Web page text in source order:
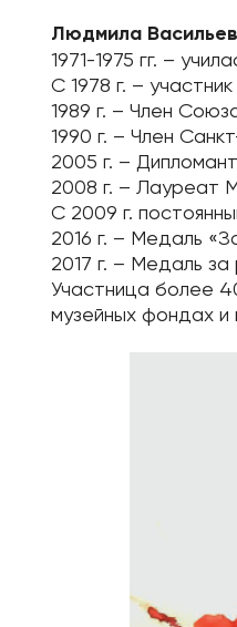
Людмила
1971-1975 гг. –
С 1978 г. –
1989 г. – Член
1990 г. – Член
2005 г. –
2008 г. – Лауреат
С 2009 г.
2016 г. – Медаль
2017 г. – Медаль за
Участница более
музейных фондах и